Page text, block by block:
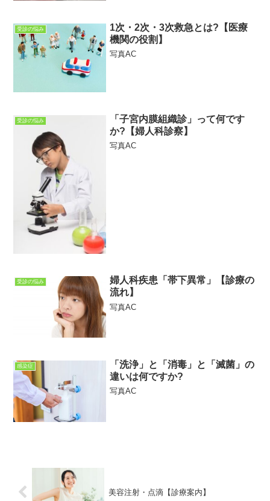
受診の悩み
1次・2次・3次救急とは?【医療
機関の役割】
写真AC
受診の悩み
「子宮内膜組織診」って何です
か?【婦人科診察】
写真AC
受診の悩み
婦人科疾患「帯下異常」【診療の
流れ】
写真AC
感染症
「洗浄」と「消毒」と「滅菌」の
違いは何ですか?
写真AC
美容注射・点滴【診療案内】